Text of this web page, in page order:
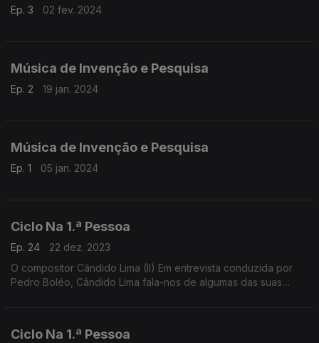
Ep. 3 02 fev. 2024
Música de Invenção e Pesquisa
Ep. 2 19 jan. 2024
Música de Invenção e Pesquisa
Ep. 1 05 jan. 2024
Ciclo Na 1.ª Pessoa
Ep. 24
22 dez. 2023
O compositor Cândido Lima (II) Em entrevista conduzida por
Pedro Boléo, Cândido Lima fala-nos de algumas das suas
Ciclo Na 1.ª Pessoa